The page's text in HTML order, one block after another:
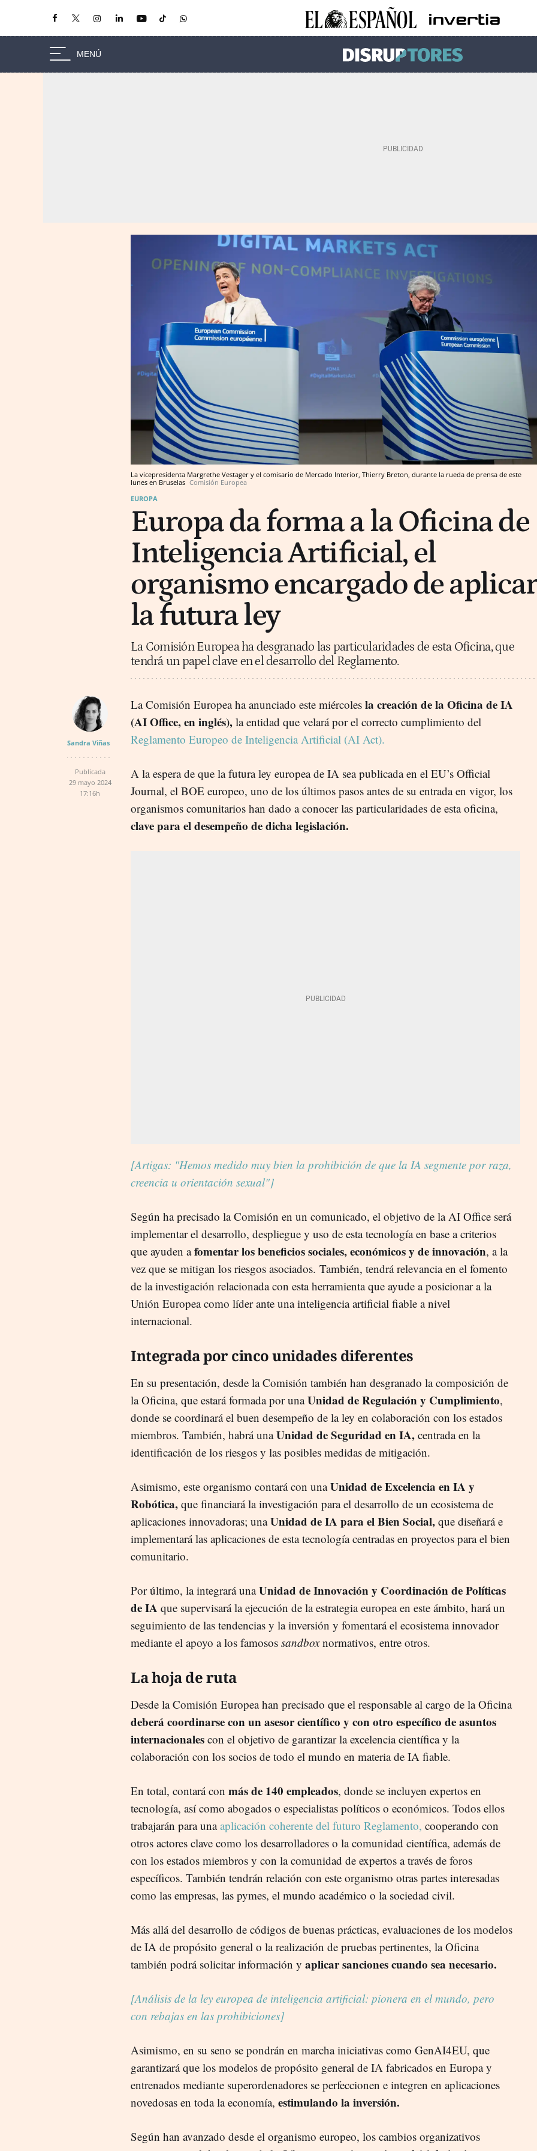
La vicepresidenta Margrethe Vestager y el comisario de Mercado Interior, Thierry Breton, durante la rueda de prensa de este
lunes en Bruselas Comisión Europea
EUROPA
Europa da forma a la Oficina de
Inteligencia Artificial, el
organismo encargado de
la futura ley
La Comisión Europea ha desgranado las particularidades de esta Oficina, que
tendrá un papel clave en el desarrollo del Reglamento.
Sandra Viñas
Publicada
29 mayo 2024
17:16h
La Comisión Europea ha anunciado este miércoles la creación de la Oficina de IA
(AI Office, en inglés), la entidad que velará por el correcto cumplimiento del
Reglamento Europeo de Inteligencia Artificial (AI Act).
A la espera de que la futura ley europea de IA sea publicada en el EU’s Official
Journal, el BOE europeo, uno de los últimos pasos antes de su entrada en vigor, los
organismos comunitarios han dado a conocer las particularidades de esta oficina,
clave para el desempeño de dicha legislación.
[Artigas: "Hemos medido muy bien la prohibición de que la IA segmente por raza,
creencia u orientación sexual"]
Según ha precisado la Comisión en un comunicado, el objetivo de la AI Office será
implementar el desarrollo, despliegue y uso de esta tecnología en base a criterios
que ayuden afomentar los beneficios sociales, económicos y de innovación, a la
vez que se mitigan los riesgos asociados. También, tendrá relevancia en el fomento
de la investigación relacionada con esta herramienta que ayude a posicionar a la
Unión Europea como líder ante una inteligencia artificial fiable a nivel
internacional.
Integrada por cinco unidades diferentes
En su presentación, desde la Comisión también han desgranado la composición de
la Oficina, que estará formada por unaUnidad de Regulación y Cumplimiento,
donde se coordinará el buen desempeño de la ley en colaboración con los estados
miembros. También, habrá unaUnidad de Seguridad en IA, centrada en la
identificación de los riesgos y las posibles medidas de mitigación.
Asimismo, este organismo contará con unaUnidad de Excelencia en IA y
Robótica, que financiará la investigación para el desarrollo de un ecosistema de
aplicaciones innovadoras; unaUnidad de IA para el Bien Social, que diseñará e
implementará las aplicaciones de esta tecnología centradas en proyectos para el bien
comunitario.
Por último, la integrará unaUnidad de Innovación y Coordinación de Políticas
de IA que supervisará la ejecución de la estrategia europea en este ámbito, hará un
seguimiento de las tendencias y la inversión y fomentará el ecosistema innovador
mediante el apoyo a los famosos sandboxnormativos, entre otros.
La hoja de ruta
Desde la Comisión Europea han precisado que el responsable al cargo de la Oficina
deberá coordinarse con un asesor científico y con otro específico de asuntos
internacionales con el objetivo de garantizar la excelencia científica y la
colaboración con los socios de todo el mundo en materia de IA fiable.
En total, contará con más de 140 empleados, donde se incluyen expertos en
tecnología, así como abogados o especialistas políticos o económicos. Todos ellos
trabajarán para unaaplicación coherente del futuro Reglamento, cooperando con
otros actores clave como los desarrolladores o la comunidad científica, además de
con los estados miembros y con la comunidad de expertos a través de foros
específicos. También tendrán relación con este organismo otras partes interesadas
como las empresas, las pymes, el mundo académico o la sociedad civil.
Más allá del desarrollo de códigos de buenas prácticas, evaluaciones de los modelos
de IA de propósito general o la realización de pruebas pertinentes, la Oficina
también podrá solicitar información y aplicar sanciones cuando sea necesario.
[Análisis de la ley europea de inteligencia artificial: pionera en el mundo, pero
con rebajas en las prohibiciones]
Asimismo, en su seno se pondrán en marcha iniciativas como GenAI4EU, que
garantizará que los modelos de propósito general de IA fabricados en Europa y
entrenados mediante superordenadores se perfeccionen e integren en aplicaciones
novedosas en toda la economía, estimulando la inversión.
Según han avanzado desde el organismo europeo, los cambios organizativos